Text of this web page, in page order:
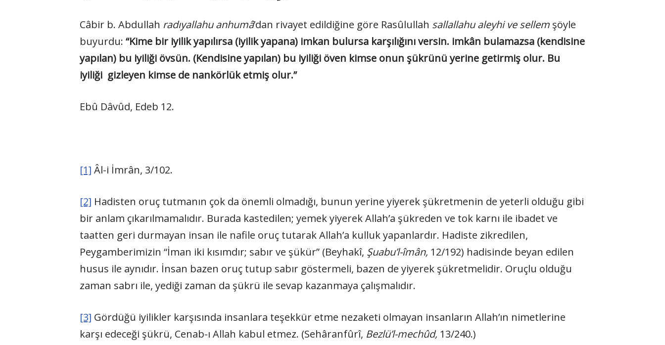
Câbir b. Abdullah radıyallahu anhumâ’dan rivayet edildiğine göre Rasûlullah sallallahu aleyhi ve sellemşöyle
buyurdu: “Kime bir iyilik yapılırsa (iyilik yapana) imkan bulursa karşılığını versin. imkân bulamazsa (kendisine
yapılan) bu iyiliği övsün. (Kendisine yapılan) bu iyili­ği öven kimse onun şükrünü yerine getirmiş olur. Bu
iyiliği gizleyen kimse de nankörlük etmiş olur.”
Ebû Dâvûd, Edeb 12.
[1] Âl-i İmrân, 3/102.
[2] Hadisten oruç tutmanın çok da önemli olmadığı, bunun yerine yiyerek şükretmenin de yeterli olduğu gibi
bir anlam çıkarılmamalıdır. Burada kastedilen; yemek yiyerek Allah’a şükreden ve tok karnı ile ibadet ve
taatten geri durmayan insan ile nafile oruç tutarak Allah’a kulluk yapanlardır. Hadiste zikredilen,
Peygamberimizin “İman iki kısımdır; sabır ve şükür” (Beyhakî, Şuabu’l-îmân, 12/192) hadisinde beyan edilen
husus ile aynıdır. İnsan bazen oruç tutup sabır göstermeli, bazen de yiyerek şükretmelidir. Oruçlu olduğu
zaman sabrı ile, yediği zaman da şükrü ile sevap kazanmaya çalışmalıdır.
[3] Gördüğü iyilikler karşısında insanlara teşekkür etme nezaketi olmayan insanların Allah’ın nimetlerine
karşı edeceği şükrü, Cenab-ı Allah kabul etmez. (Sehâranfûrî, Bezlü’l-mechûd, 13/240.)